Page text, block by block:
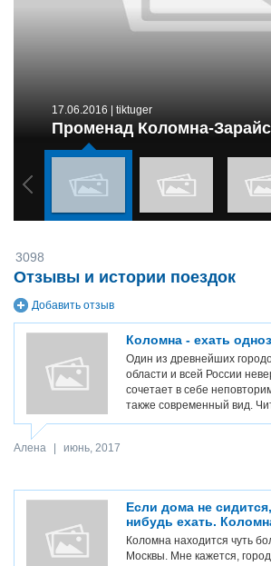
17.06.2016 | tiktuger
Променад Коломна-
Добавить отзыв
Отзывы и истории поездок
3098
Коломна - ехать
Один из древнейших
области и всей России
сочетает в себе
также современный вид.
Алена июнь, 2017
Если дома не
нибудь ехать.
Коломна находится чуть
Москвы. Мне кажется,